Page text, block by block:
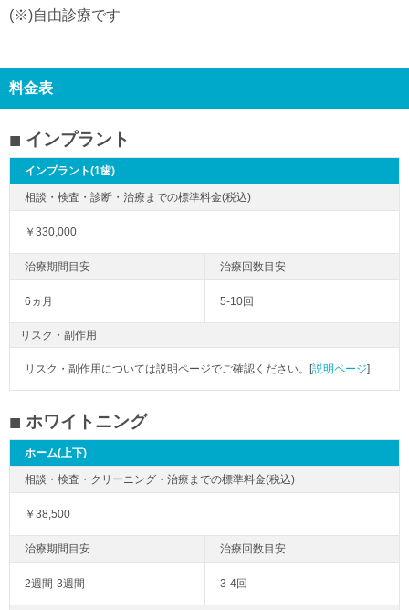
(※)自由診療です
料金表
インプラント
インプラント(1歯)
￥330,000
6ヵ月 5-10回
リスク・副作用
リスク・副作用については説明ページでご確認ください。[説明ページ]
ホワイトニング
ホーム(上下)
￥38,500
2週間-3週間 3-4回